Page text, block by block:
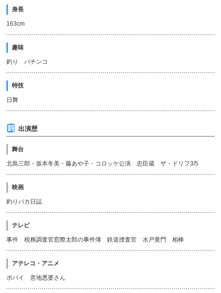
身長
163cm
趣味
釣り パチンコ
特技
日舞
出演歴
舞台
北島三郎・坂本冬美・藤あや子・コロッケ公演 忠臣蔵 ザ・ドリフ3/5
映画
釣りバカ日誌
テレビ
事件 税務調査官窓際太郎の事件簿 鉄道捜査官 水戸黄門 相棒
アテレコ・アニメ
ポパイ 意地悪婆さん